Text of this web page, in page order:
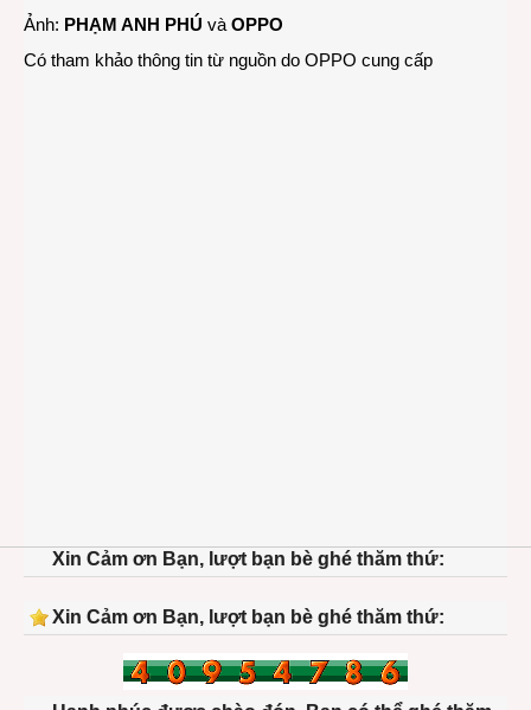
Ảnh: PHẠM ANH PHÚ và OPPO
Có tham khảo thông tin từ nguồn do OPPO cung cấp
Xin Cảm ơn Bạn, lượt bạn bè ghé thăm thứ:
Xin Cảm ơn Bạn, lượt bạn bè ghé thăm thứ: